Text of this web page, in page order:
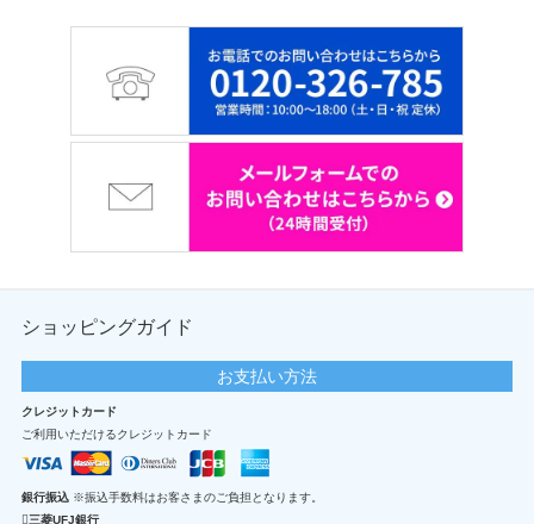
ショッピングガイド
お支払い方法
クレジットカード
ご利用いただけるクレジットカード
銀行振込 ※振込手数料はお客さまのご負担となります。
三菱UFJ銀行